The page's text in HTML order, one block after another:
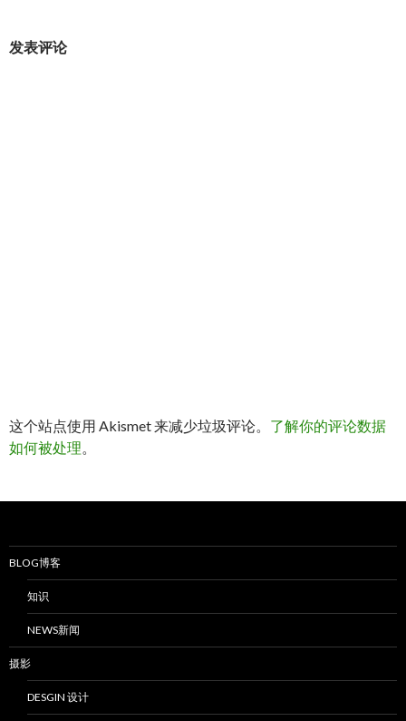
发表评论
这个站点使用 Akismet 来减少垃圾评论。 了解你的评论数据
如何被处理。
BLOG博客
知识
NEWS新闻
摄影
DESGIN 设计